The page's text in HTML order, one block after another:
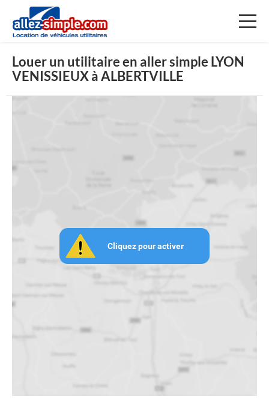
Louer un utilitaire en aller simple LYON
VENISSIEUX à ALBERTVILLE
Cliquez pour activer